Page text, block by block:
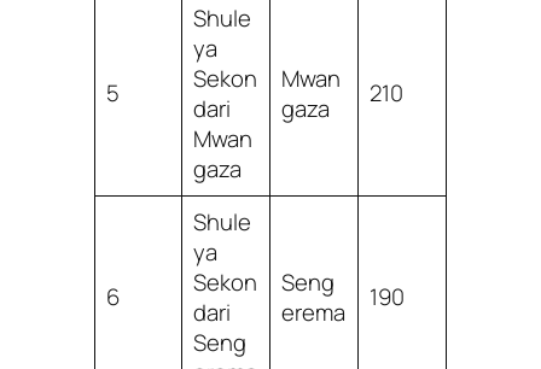
5
Shule
ya
Sekon
dari
Mwan
gaza
Mwan
gaza
210
6
Shule
ya
Sekon
dari
Seng
Seng
erema
190